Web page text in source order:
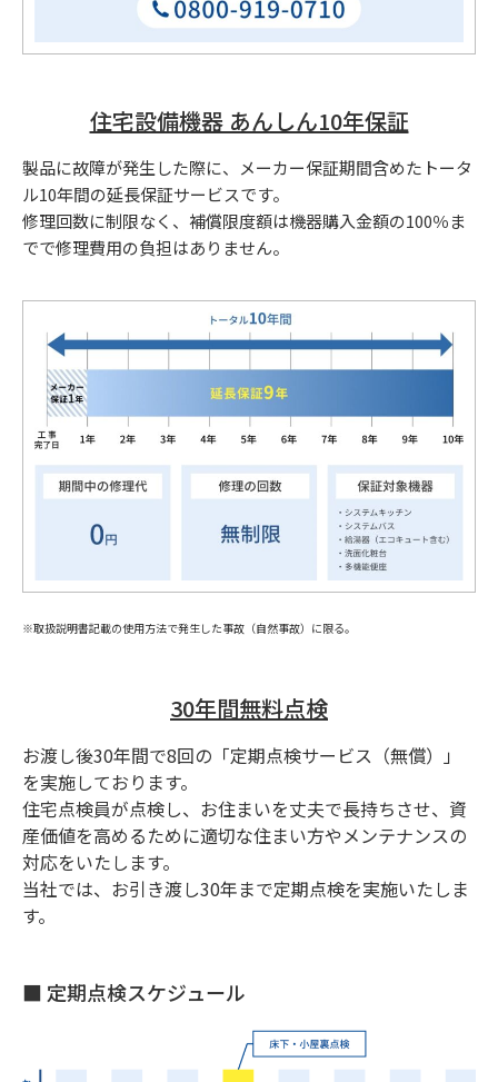
住宅設備機器 あんしん10年保証
製品に故障が発生した際に、メーカー保証期間含めたトータ
ル10年間の延長保証サービスです。
修理回数に制限なく、補償限度額は機器購入金額の100％ま
でで修理費用の負担はありません。
※取扱説明書記載の使用方法で発生した事故（自然事故）に限る。
30年間無料点検
お渡し後30年間で8回の「定期点検サービス（無償）」
を実施しております。
住宅点検員が点検し、お住まいを丈夫で長持ちさせ、資
産価値を高めるために適切な住まい方やメンテナンスの
対応をいたします。
当社では、お引き渡し30年まで定期点検を実施いたしま
す。
■ 定期点検スケジュール